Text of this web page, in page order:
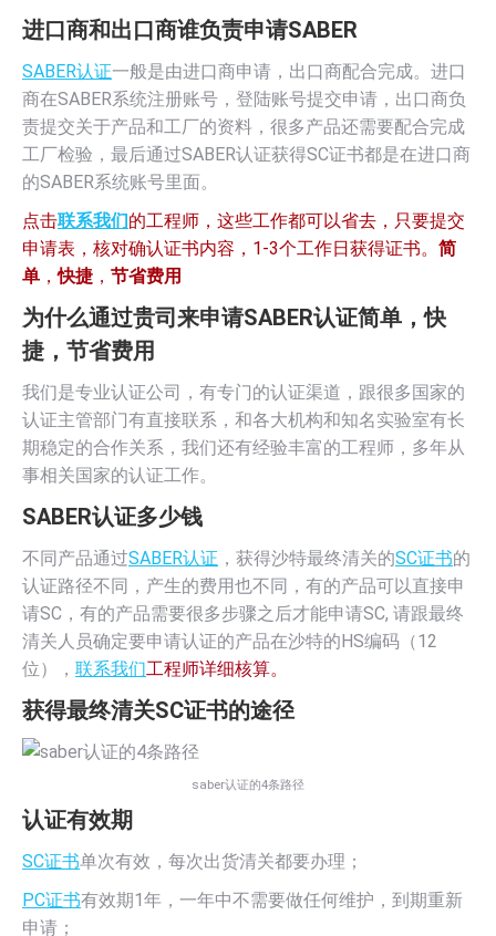
进口商和出口商谁负责申请SABER
SABER认证一般是由进口商申请，出口商配合完成。进口
商在SABER系统注册账号，登陆账号提交申请，出口商负
责提交关于产品和工厂的资料，很多产品还需要配合完成
工厂检验，最后通过SABER认证获得SC证书都是在进口商
的SABER系统账号里面。
点击联系我们的工程师，这些工作都可以省去，只要提交
申请表，核对确认证书内容，1-3个工作日获得证书。 简
单 ，快捷 ， 节省费用
为什么通过贵司来申请SABER认证简单，快
捷，节省费用
我们是专业认证公司，有专门的认证渠道，跟很多国家的
认证主管部门有直接联系，和各大机构和知名实验室有长
期稳定的合作关系，我们还有经验丰富的工程师，多年从
事相关国家的认证工作。
SABER认证多少钱
不同产品通过SABER认证 ，获得沙特最终清关的SC证书的
认证路径不同，产生的费用也不同，有的产品可以直接申
请SC，有的产品需要很多步骤之后才能申请SC, 请跟最终
清关人员确定要申请认证的产品在沙特的HS编码（12
位）， 联系我们工程师详细核算。
获得最终清关SC证书的途径
saber认证的4条路径
认证有效期
SC证书单次有效，每次出货清关都要办理；
PC证书有效期1年，一年中不需要做任何维护，到期重新
申请；